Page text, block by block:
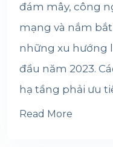
đám mây, công
mạng và nắm
những xu hướng
đầu năm 2023.
hạ tầng phải ưu
Read More